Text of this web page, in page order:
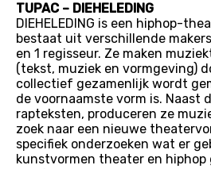
TUPAC – DIEHELEDING
DIEHELEDING is een hiphop-
bestaat uit verschillende
en 1 regisseur. Ze maken
(tekst, muziek en vormgeving)
collectief gezamenlijk wordt
de voornaamste vorm is. Naast
rapteksten, produceren ze
zoek naar een nieuwe
specifiek onderzoeken wat er
kunstvormen theater en hiphop